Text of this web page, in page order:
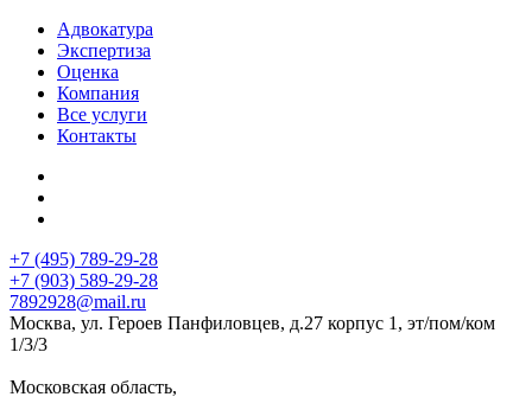
Адвокатура
Экспертиза
Оценка
Компания
Все услуги
Контакты
+7 (495) 789-29-28
+7 (903) 589-29-28
7892928@mail.ru
Москва, ул. Героев Панфиловцев, д.27 корпус 1, эт/пом/ком
1/3/3
Московская область,